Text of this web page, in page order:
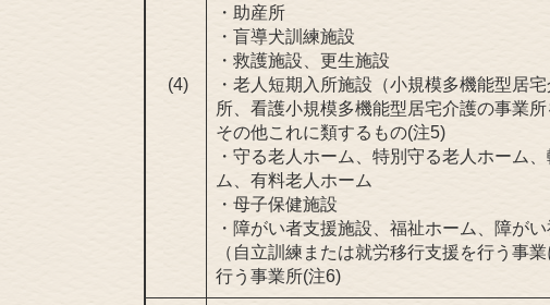
(4)
・助産所
・盲導犬訓練施設
・救護施設、更生施設
・老人短期入所施設（小規模多機能型居
所、看護小規模多機能型居宅介護の事業所
その他これに類するもの(注5)
・守る老人ホーム、特別守る老人ホーム
ム、有料老人ホーム
・母子保健施設
・障がい者支援施設、福祉ホーム、障が
（自立訓練または就労移行支援を行う事
行う事業所(注6)